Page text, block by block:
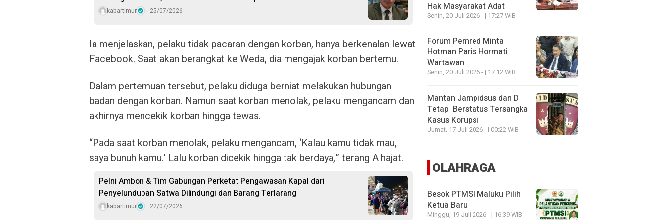
kabartimur 25/07/2026
Ia menjelaskan, pelaku tidak pacaran dengan korban, hanya berkenalan lewat
Facebook. Saat akan berangkat ke Weda, dia mengajak korban bertemu.
Dalam pertemuan tersebut, pelaku diduga berniat melakukan hubungan
badan dengan korban. Namun saat korban menolak, pelaku mengancam dan
akhirnya mencekik korban hingga tewas.
“Pada saat korban menolak, pelaku mengancam, ‘Kalau kamu tidak mau,
saya bunuh kamu.’ Lalu korban dicekik hingga tak berdaya,” terang Alhajat.
Pelni Ambon & Tim Gabungan Perketat Pengawasan Kapal dari
Penyelundupan Satwa Dilindungi dan Barang Terlarang
kabartimur 22/07/2026
Hak Masyarakat Adat
Senin, 20 Juli 2026 - | 17:27 WIB
Forum Pemred Minta
Hotman Paris Hormati
Wartawan
Senin, 20 Juli 2026 - | 17:12 WIB
Mantan Jampidsus dan D
Tetap Berstatus Tersangka
Kasus Korupsi
Jumat, 17 Juli 2026 - | 00:22 WIB
OLAHRAGA
Besok PTMSI Maluku Pilih
Ketua Baru
Minggu, 19 Juli 2026 - | 16:39 WIB